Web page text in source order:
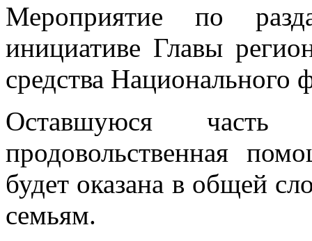
Мероприятие по
инициативе Главы
средства Национального
Оставшуюся часть
продовольственная
будет оказана в общей
семьям.